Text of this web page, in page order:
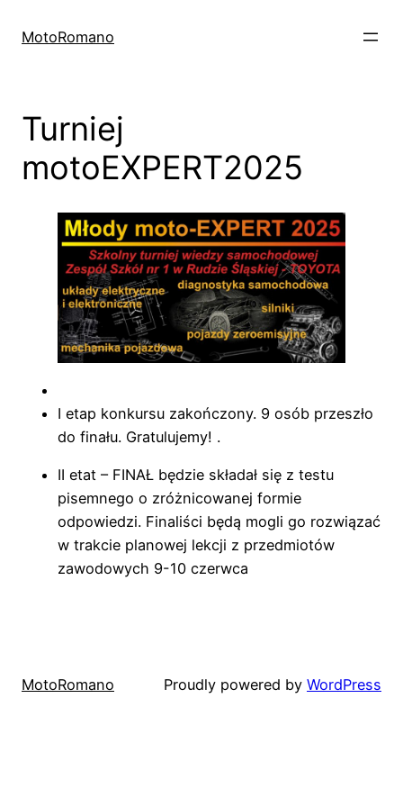
MotoRomano
Turniej
motoEXPERT2025
I etap konkursu zakończony. 9 osób przeszło
do finału. Gratulujemy! .
II etat – FINAŁ będzie składał się z testu
pisemnego o zróżnicowanej formie
odpowiedzi. Finaliści będą mogli go rozwiązać
w trakcie planowej lekcji z przedmiotów
zawodowych 9-10 czerwca
MotoRomano Proudly powered by WordPress